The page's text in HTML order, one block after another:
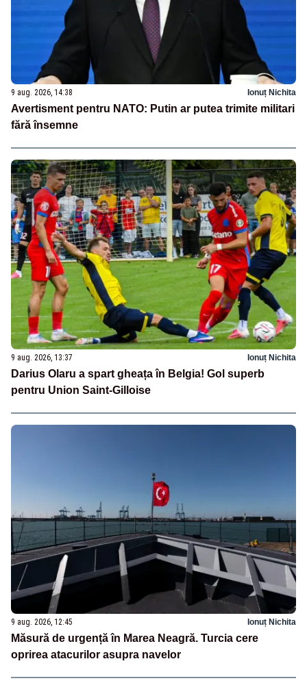
9 aug. 2026, 14:38 Ionuț Nichita
Avertisment pentru NATO: Putin ar putea trimite militari
fără însemne
9 aug. 2026, 13:37 Ionuț Nichita
Darius Olaru a spart gheața în Belgia! Gol superb
pentru Union Saint-Gilloise
9 aug. 2026, 12:45 Ionuț Nichita
Măsură de urgență în Marea Neagră. Turcia cere
oprirea atacurilor asupra navelor